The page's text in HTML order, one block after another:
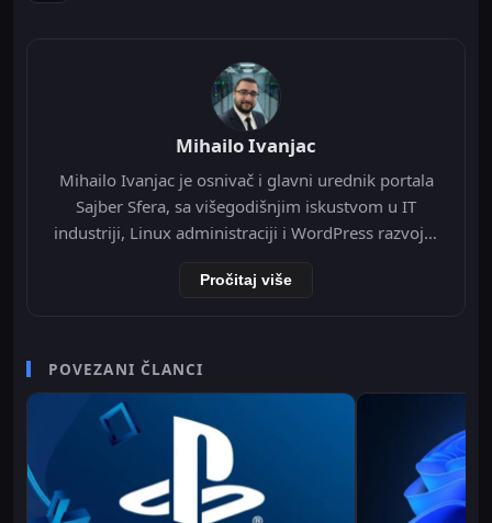
Mihailo Ivanjac
Mihailo Ivanjac je osnivač i glavni urednik portala
Sajber Sfera, sa višegodišnjim iskustvom u IT
industriji, Linux administraciji i WordPress razvoju.
object cache, Cloudflare integraciju i optimizaciju
senior video editor na RTV Belle amie, što mu
omogućava da tehničke teme predstavi jasno i
profesionalno. Sve tehničke analize i konfiguracije
na Sajber Sfera portalu zasnovane su na realnim
produkcionim implementacijama.
Pročitaj više
POVEZANI ČLANCI